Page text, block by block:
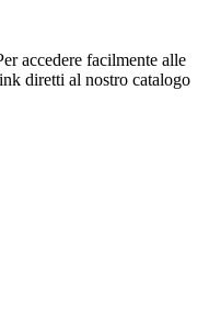
accedere facilmente alle
diretti al nostro catalogo